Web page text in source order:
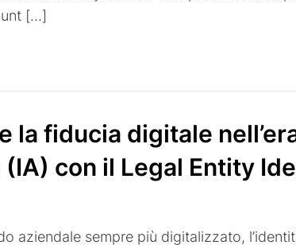
[…]
la fiducia digitale
con il Legal Entity
aziendale sempre più digitalizzato,